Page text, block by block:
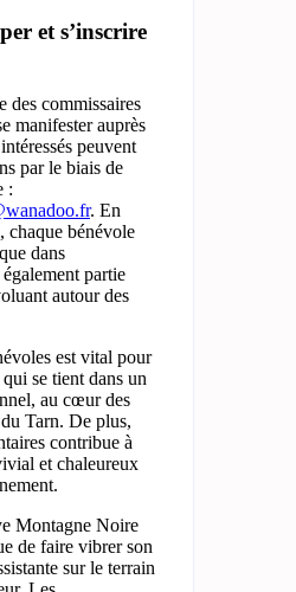
et s’inscrire
des commissaires
manifester auprès
peuvent
par le biais de
:
. En
chaque bénévole
dans
partie
autour des
est vital pour
se tient dans un
au cœur des
Tarn. De plus,
contribue à
et chaleureux
Montagne Noire
de faire vibrer son
sur le terrain